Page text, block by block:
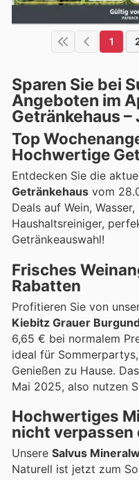
1
Sparen Sie bei
Angeboten im
Getränkehaus
Top
Hochwertige
Entdecken Sie die
Getränkehaus vom
Deals auf Wein,
Haushaltsreiniger,
Getränkeauswahl!
Frisches
Rabatten
Profitieren Sie von
Kiebitz Grauer
6,65 € bei normalem
ideal für
Genießen zu Hause.
Mai 2025, also nutzen
Hochwertiges
nicht verpassen
Unsere Salvus
Naturell ist jetzt zum